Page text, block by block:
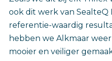
ook dit werk van SealteQ
referentie-waardig
hebben we Alkmaar
mooier en veiliger